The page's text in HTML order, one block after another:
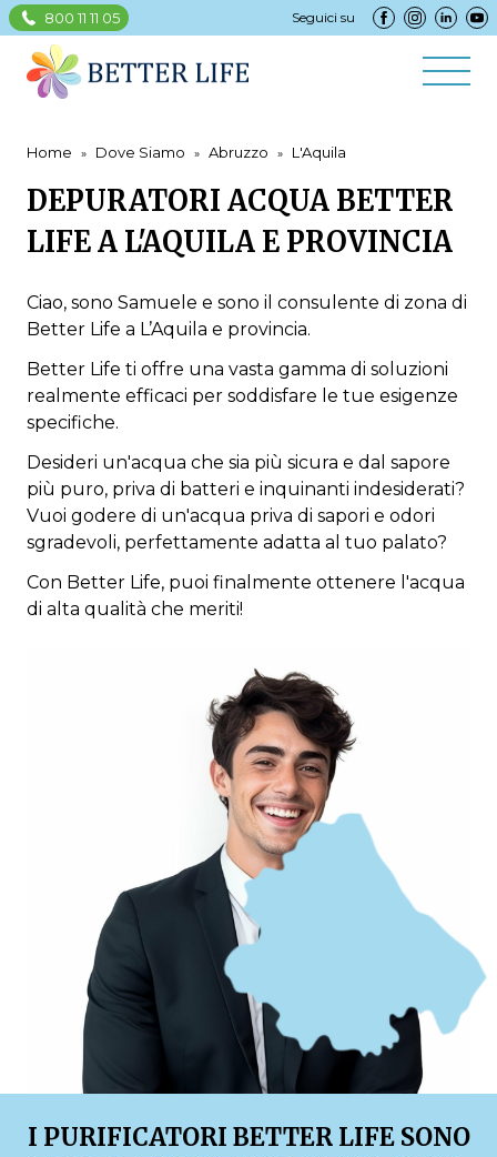
800 11 11 05 Seguici su
Home Dove Siamo Abruzzo L'Aquila
DEPURATORI ACQUA BETTER
LIFE A L'AQUILA E PROVINCIA
Ciao, sono Samuele e sono il consulente di zona di
Better Life a L’Aquila e provincia.
Better Life ti offre una vasta gamma di soluzioni
realmente efficaci per soddisfare le tue esigenze
specifiche.
Desideri un'acqua che sia più sicura e dal sapore
più puro, priva di batteri e inquinanti indesiderati?
Vuoi godere di un'acqua priva di sapori e odori
sgradevoli, perfettamente adatta al tuo palato?
Con Better Life, puoi finalmente ottenere l'acqua
di alta qualità che meriti!
I PURIFICATORI BETTER LIFE SONO